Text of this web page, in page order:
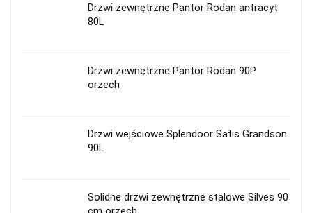
Drzwi zewnętrzne Pantor Rodan antracyt
80L
Drzwi zewnętrzne Pantor Rodan 90P
orzech
Drzwi wejściowe Splendoor Satis Grandson
90L
Solidne drzwi zewnętrzne stalowe Silves 90